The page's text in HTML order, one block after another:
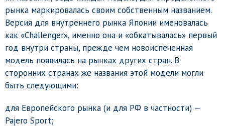
рынка маркировалась своим собственным названием.
Версия для внутреннего рынка Японии именовалась
как «Challenger», именно она и «обкатывалась» первый
год внутри страны, прежде чем новоиспеченная
модель появилась на рынках других стран. В
сторонних странах же названия этой модели могли
быть следующими:
для Европейского рынка (и для РФ в частности) —
Pajero Sport;